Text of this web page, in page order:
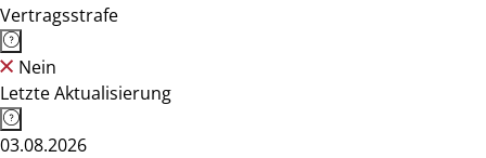
Vertragsstrafe
Nein
Letzte Aktualisierung
03.08.2026